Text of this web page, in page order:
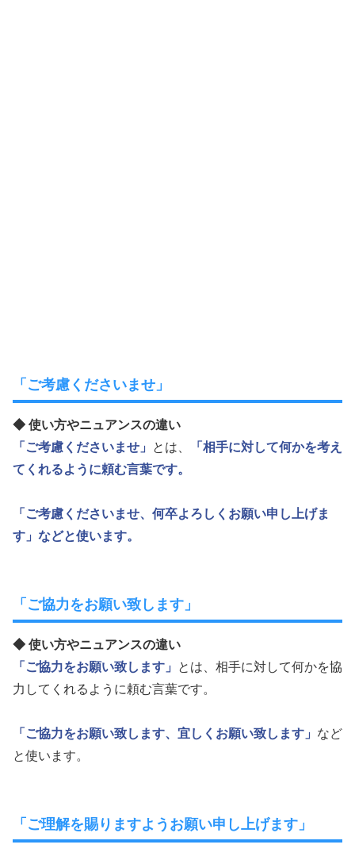
「ご考慮くださいませ」
◆ 使い方やニュアンスの違い
「ご考慮くださいませ」
とは、
「相手に対して何かを考え
てくれるように頼む言葉です。
「ご考慮くださいませ、何卒よろしくお願い申し上げま
す」 などと使います。
「ご協力をお願い致します」
◆ 使い方やニュアンスの違い
「ご協力をお願い致します」
とは、相手に対して何かを協
力してくれるように頼む言葉です。
「ご協力をお願い致します、宜しくお願い致します」 など
と使います。
「ご理解を賜りますようお願い申し上げます」